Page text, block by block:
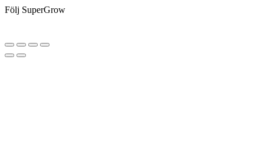
Följ SuperGrow